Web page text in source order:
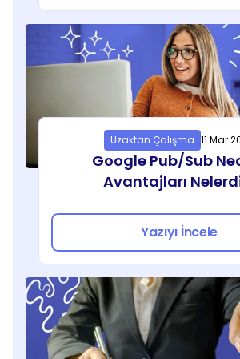
Uzaktan Çalışma 11 Mar
Google Pub/Sub
Avantajları
Yazıyı İncele